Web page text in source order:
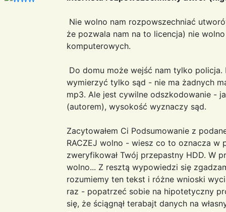
Nie wolno nam rozpowszechniać
że pozwala nam na to licencja) nie
komputerowych.
Do domu może wejść nam tylko
wymierzyć tylko sąd - nie ma żadnych
mp3. Ale jest cywilne odszkodowanie -
(autorem), wysokość wyznaczy sąd.
Zacytowałem Ci Podsumowanie z
RACZEJ wolno - wiesz co to oznacza
zweryfikował Twój przepastny HDD. W
wolno... Z resztą wypowiedzi się
rozumiemy ten tekst i różne wnioski
raz - popatrzeć sobie na hipotetyczny
się, że ściągnął terabajt danych na